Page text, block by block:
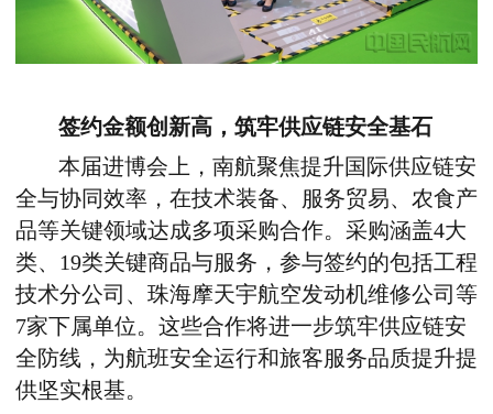
签约金额创新高，筑牢供应链安全基石
本届进博会上，南航聚焦提升国际供应链安
全与协同效率，在技术装备、服务贸易、农食产
品等关键领域达成多项采购合作。采购涵盖4大
类、 19类关键商品与服务，参与签约的包括工程
技术分公司、珠海摩天宇航空发动机维修公司等
7家下属单位。这些合作将进一步筑牢供应链安
全防线，为航班安全运行和旅客服务品质提升提
供坚实根基。